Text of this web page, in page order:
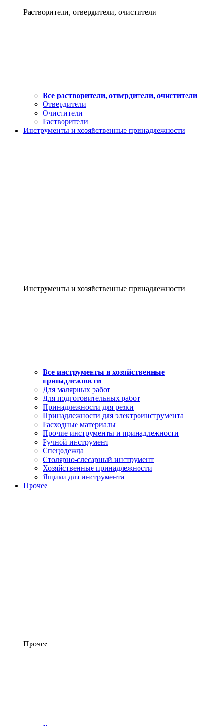
Растворители, отвердители, очистители
Все растворители, отвердители, очистители
Отвердители
Очистители
Растворители
Инструменты и хозяйственные принадлежности
Инструменты и хозяйственные принадлежности
Все инструменты и хозяйственные
принадлежности
Для малярных работ
Для подготовительных работ
Принадлежности для резки
Принадлежности для электроинструмента
Расходные материалы
Прочие инструменты и принадлежности
Ручной инструмент
Спецодежда
Столярно-слесарный инструмент
Хозяйственные принадлежности
Ящики для инструмента
Прочее
Прочее